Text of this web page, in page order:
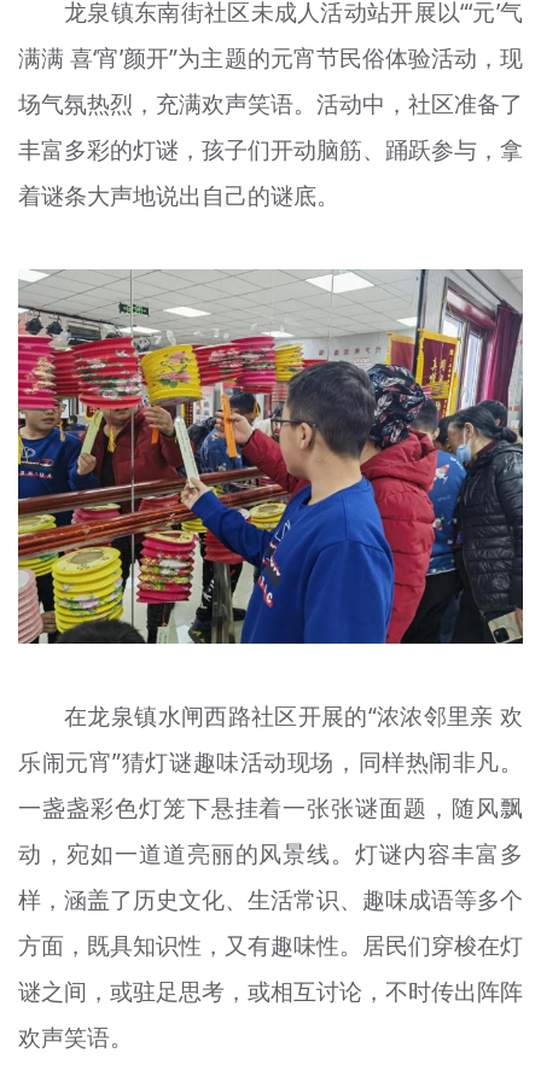
龙泉镇东南街社区未成人活动站开展以“‘元’气
满满 喜‘宵’颜开”为主题的元宵节民俗体验活动，现
场气氛热烈，充满欢声笑语。活动中，社区准备了
丰富多彩的灯谜，孩子们开动脑筋、踊跃参与，拿
着谜条大声地说出自己的谜底。
在龙泉镇水闸西路社区开展的“浓浓邻里亲 欢
乐闹元宵”猜灯谜趣味活动现场，同样热闹非凡。
一盏盏彩色灯笼下悬挂着一张张谜面题，随风飘
动，宛如一道道亮丽的风景线。灯谜内容丰富多
样，涵盖了历史文化、生活常识、趣味成语等多个
方面，既具知识性，又有趣味性。居民们穿梭在灯
谜之间，或驻足思考，或相互讨论，不时传出阵阵
欢声笑语。